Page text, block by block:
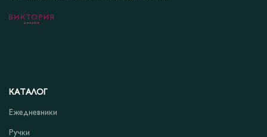
КАТАЛОГ
Ежедневники
Ручки